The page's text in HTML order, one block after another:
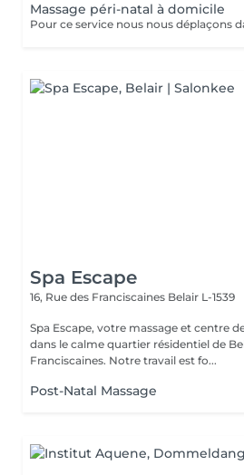
Massage péri-natal à domicile
Spa Escape
16, Rue des Franciscaines Belair L-1539
Spa Escape, votre massage et centre
dans le calme quartier résidentiel de
Franciscaines. Notre travail est fo...
Post-Natal Massage